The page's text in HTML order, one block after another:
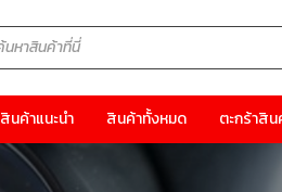
สินค้าแนะนำ สินค้าทั้งหมด ตะกร้าสิน